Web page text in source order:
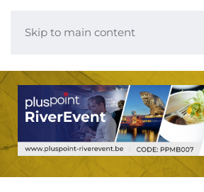
Skip to main content